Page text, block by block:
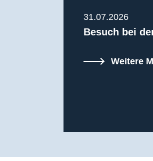
31.07.2026
Besuch bei
Weitere